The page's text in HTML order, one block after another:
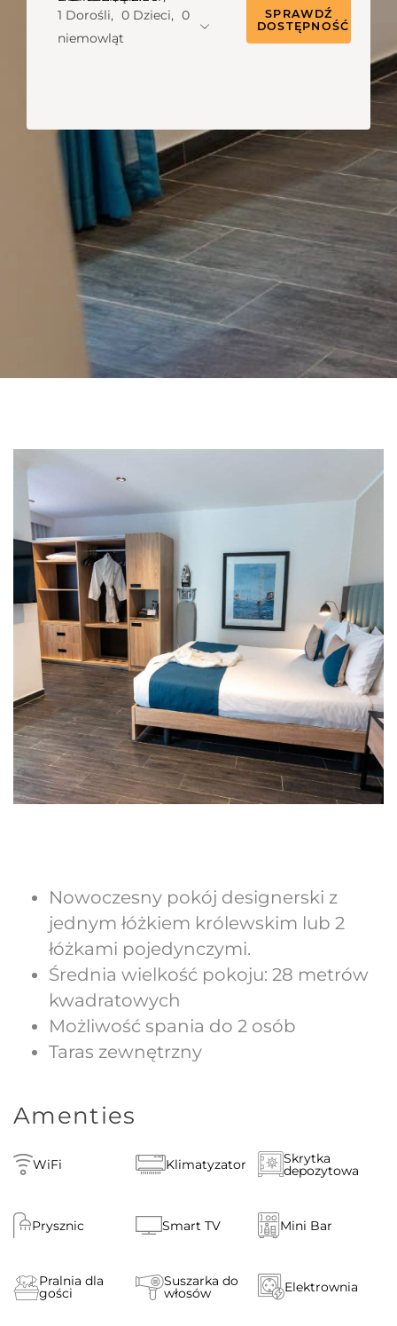
1 Dorośli, 0 Dzieci, 0
niemowląt
SPRAWDŹ
DOSTĘPNOŚĆ
Nowoczesny pokój designerski z
jednym łóżkiem królewskim lub 2
łóżkami pojedynczymi.
Średnia wielkość pokoju: 28 metrów
kwadratowych
Możliwość spania do 2 osób
Taras zewnętrzny
Amenties
WiFi Klimatyzator Skrytka
depozytowa
Prysznic Smart TV Mini Bar
Pralnia dla
gości
Suszarka do
włosów Elektrownia